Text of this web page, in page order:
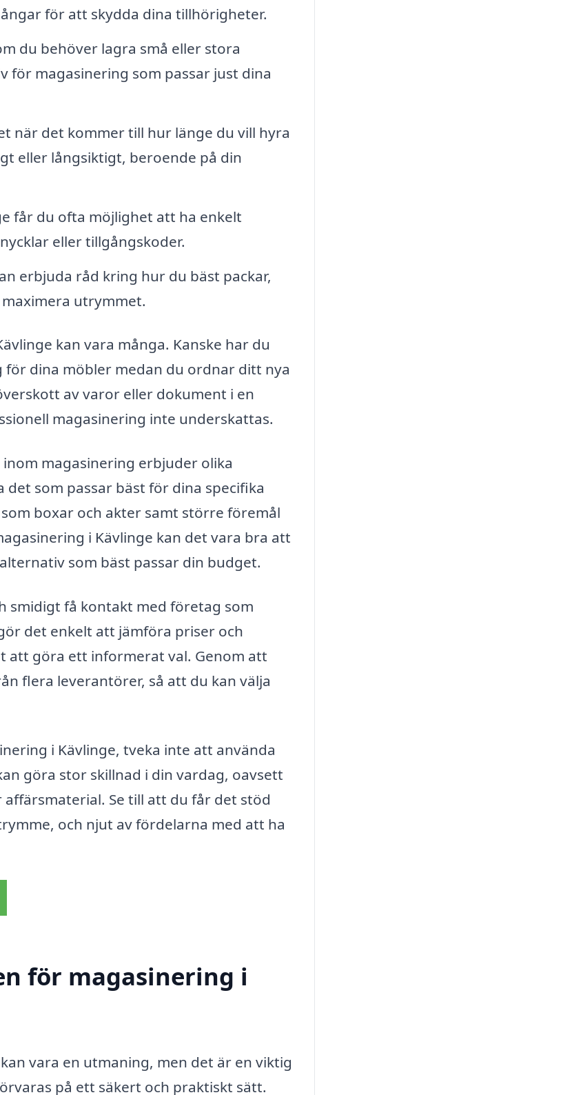
för att skydda dina tillhörigheter.
du behöver lagra små eller stora
magasinering som passar just dina
när det kommer till hur länge du vill hyra
eller långsiktigt, beroende på din
får du ofta möjlighet att ha enkelt
eller tillgångskoder.
erbjuda råd kring hur du bäst packar,
utrymmet.
kan vara många. Kanske har du
dina möbler medan du ordnar ditt nya
av varor eller dokument i en
magasinering inte underskattas.
magasinering erbjuder olika
som passar bäst för dina specifika
boxar och akter samt större föremål
i Kävlinge kan det vara bra att
som bäst passar din budget.
smidigt få kontakt med företag som
det enkelt att jämföra priser och
att göra ett informerat val. Genom att
flera leverantörer, så att du kan välja
i Kävlinge, tveka inte att använda
göra stor skillnad i din vardag, oavsett
Se till att du får det stöd
och njut av fördelarna med att ha
för magasinering i
vara en utmaning, men det är en viktig
på ett säkert och praktiskt sätt.